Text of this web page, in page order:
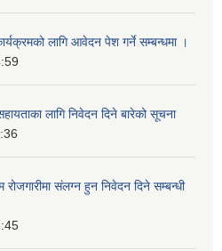
लागि आवेदन पेश गर्ने सम्बन्धमा ।
लागि निवेदन दिने बारेको सूचना
संलग्न हुन निवेदन दिने सम्बन्धी